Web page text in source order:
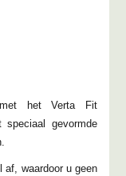
het Verta Fit
gevormde
af, waardoor u geen